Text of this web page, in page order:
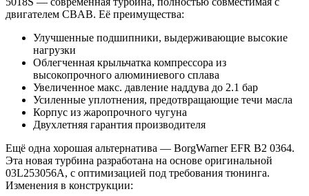
двигателем CBAB. Её преимущества:
Улучшенные подшипники, выдерживающие высокие
нагрузки
Облегченная крыльчатка компрессора из
высокопрочного алюминиевого сплава
Увеличенное макс. давление наддува до 2.1 бар
Усиленные уплотнения, предотвращающие течи масла
Корпус из жаропрочного чугуна
Двухлетняя гарантия производителя
Ещё одна хорошая альтернатива — BorgWarner EFR B2 0364.
Эта новая турбина разработана на основе оригинальной
03L253056A, с оптимизацией под требования тюнинга.
Изменения в конструкции: